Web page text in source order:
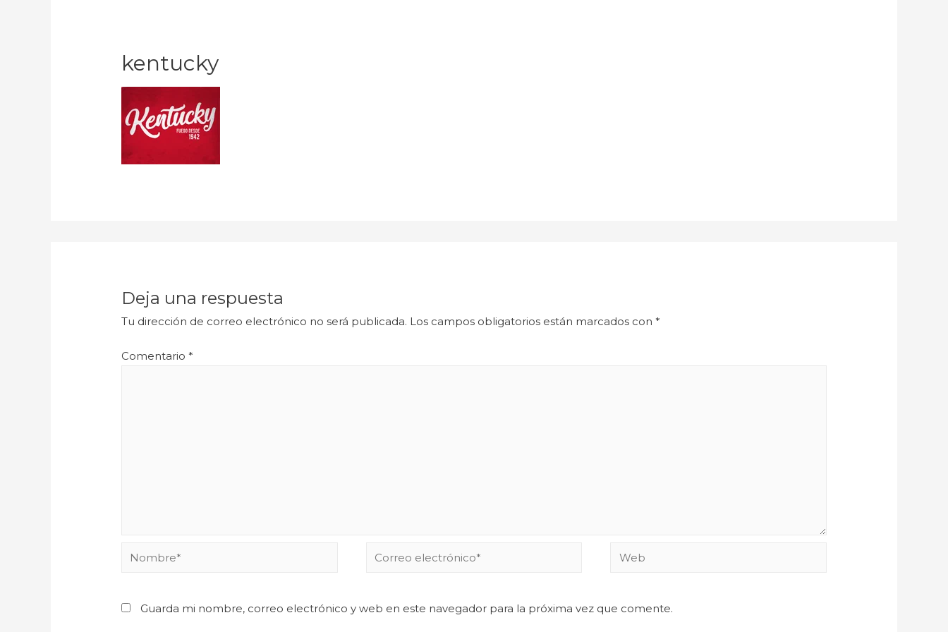
kentucky
Deja una respuesta
Tu dirección de correo electrónico no será publicada. Los campos obligatorios están marcados con*
Comentario*
Guarda mi nombre, correo electrónico y web en este navegador para la próxima vez que comente.